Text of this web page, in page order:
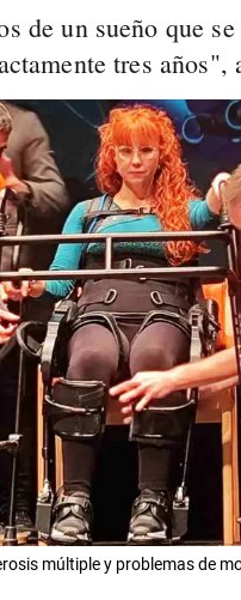
de un sueño que
tres años",
múltiple y problemas de